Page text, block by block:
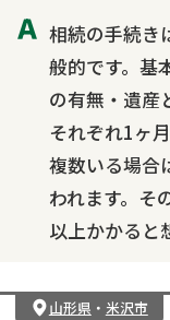
相続の手続き
般的です。基
の有無・遺産
それぞれ1ヶ
複数いる場合
われます。そ
以上かかると
山形県 ・ 米沢市